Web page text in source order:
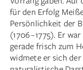
für den Erfolg
Persönlichkeit der
(1706 – 1775). Er
gerade frisch zum
widmete er sich